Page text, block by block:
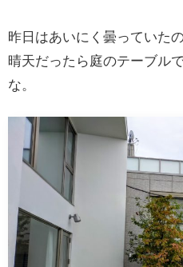
昨日はあいにく曇っていた
晴天だったら庭のテーブル
な。